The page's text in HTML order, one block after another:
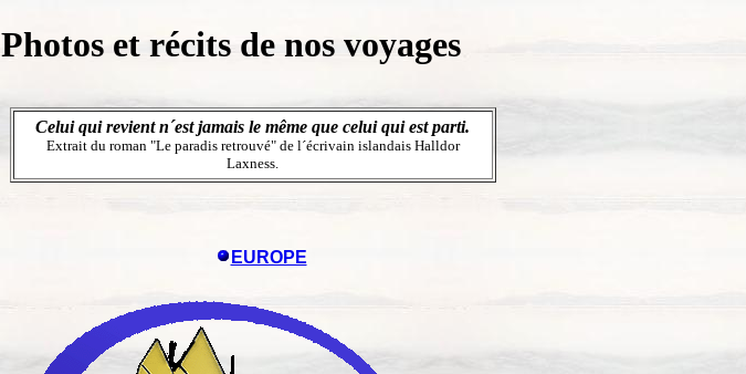
Photos et récits de nos voyages
Celui qui revient n´est jamais le même que celui qui est parti.
Extrait du roman "Le paradis retrouvé" de l´écrivain islandais Halldor
Laxness.
EUROPE